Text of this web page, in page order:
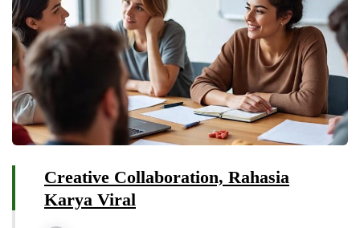
Creative Collaboration, Rahasia
Karya Viral